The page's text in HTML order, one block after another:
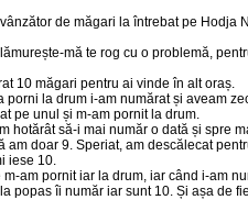
vânzător de măgari la întrebat pe Hodja
mă te rog cu o problemă,
10 măgari pentru ai vinde în alt oraș.
porni la drum i-am numărat și aveam
pe unul și m-am pornit la drum.
hotărât să-i mai număr o dată și spre
am doar 9. Speriat, am descălecat
iese 10.
m-am pornit iar la drum, iar când i-am
popas îi număr iar sunt 10. Și așa de